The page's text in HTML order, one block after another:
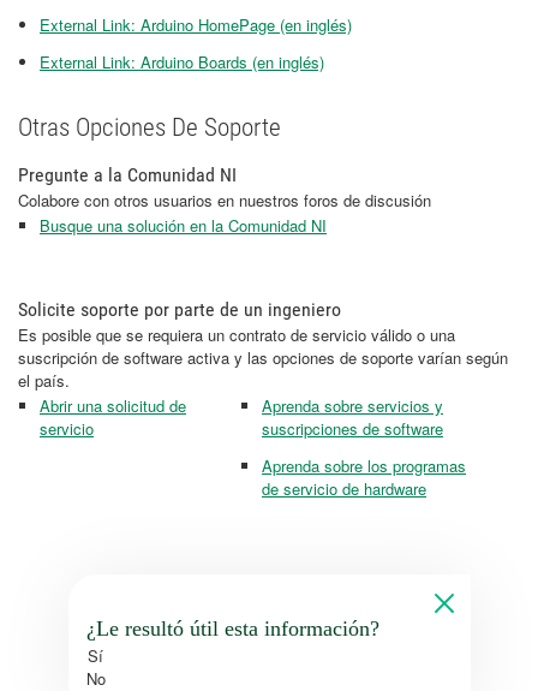
External Link: Arduino HomePage (en inglés)
External Link: Arduino Boards (en inglés)
Otras Opciones De Soporte
Pregunte a la Comunidad NI
Colabore con otros usuarios en nuestros foros de discusión
Busque una solución en la Comunidad NI
Solicite soporte por parte de un ingeniero
Es posible que se requiera un contrato de servicio válido o una
suscripción de software activa y las opciones de soporte varían según
el país.
Abrir una solicitud de
servicio
Aprenda sobre servicios y
suscripciones de software
Aprenda sobre los programas
de servicio de hardware
¿Le resultó útil esta información?
Sí
No